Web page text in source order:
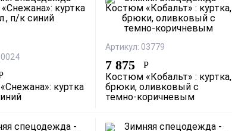
куртка
Артикул: 03779
7 875 Р
Костюм «Кобальт» : куртка,
брюки, оливковый с
темно-коричневым